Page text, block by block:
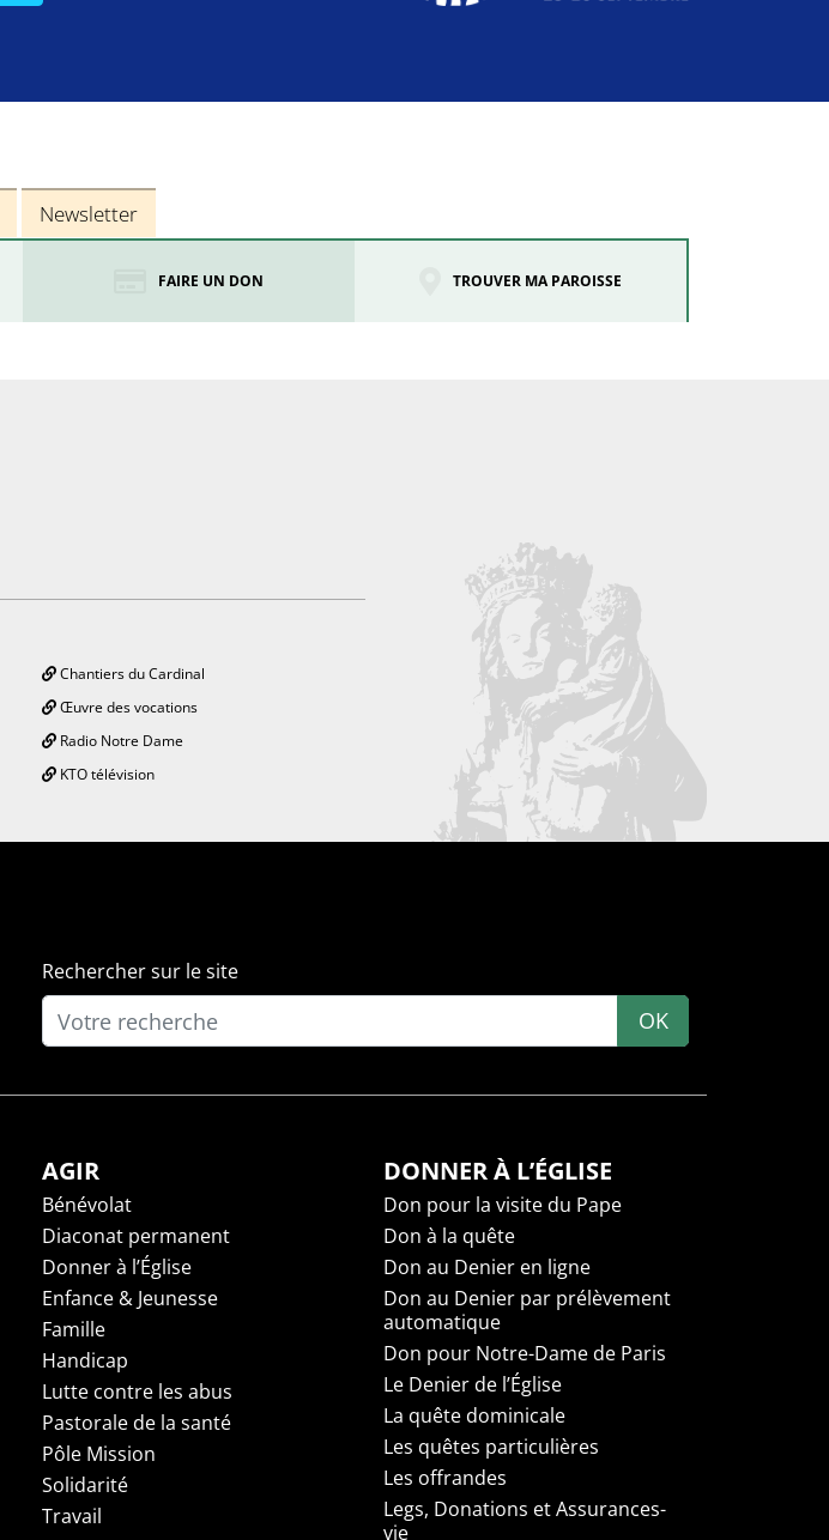
Newsletter
FAIRE UN DON TROUVER MA PAROISSE
Chantiers du Cardinal
Œuvre des vocations
Radio Notre Dame
KTO télévision
Rechercher sur le site
OK
AGIR
Bénévolat
Diaconat permanent
Donner à l’Église
Enfance & Jeunesse
Famille
Handicap
Lutte contre les abus
Pastorale de la santé
Pôle Mission
Solidarité
Travail
DONNER À L’ÉGLISE
Don pour la visite du Pape
Don à la quête
Don au Denier en ligne
Don au Denier par prélèvement
automatique
Don pour Notre-Dame de Paris
Le Denier de l’Église
La quête dominicale
Les quêtes particulières
Les offrandes
Legs, Donations et Assurances-
vie